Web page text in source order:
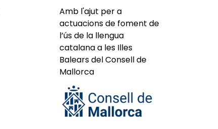
Amb l'ajut per a
actuacions de foment de
l’ús de la llengua
catalana a les Illes
Balears del Consell de
Mallorca